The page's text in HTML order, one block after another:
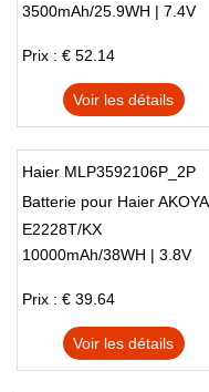
3500mAh/25.9WH | 7.4V
Prix : € 52.14
Voir les détails
Haier MLP3592106P_2P
Batterie pour Haier AKOYA
E2228T/KX
10000mAh/38WH | 3.8V
Prix : € 39.64
Voir les détails